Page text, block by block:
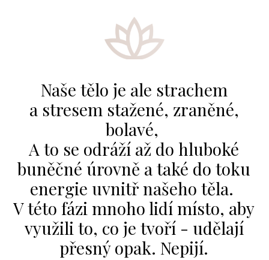
Naše tělo je ale strachem
a stresem stažené, zraněné,
bolavé,
A to se odráží až do hluboké
buněčné úrovně a také do toku
energie uvnitř našeho těla.
V této fázi mnoho lidí místo, aby
využili to, co je tvoří - udělají
přesný opak. Nepijí.